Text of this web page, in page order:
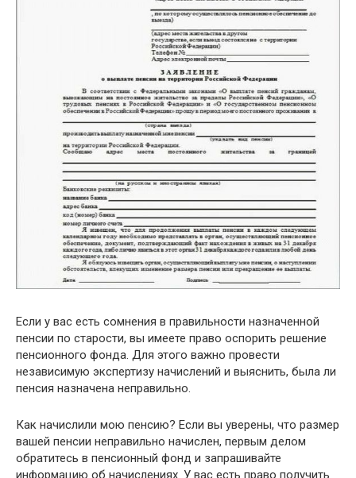
Если у вас есть сомнения в правильности назначенной
пенсии по старости, вы имеете право оспорить решение
пенсионного фонда. Для этого важно провести
независимую экспертизу начислений и выяснить, была ли
пенсия назначена неправильно.
Как начислили мою пенсию? Если вы уверены, что размер
вашей пенсии неправильно начислен, первым делом
обратитесь в пенсионный фонд и запрашивайте
информацию об начислениях. У вас есть право получить